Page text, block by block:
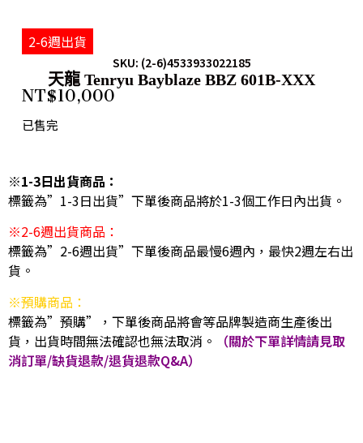
2-6週出貨
SKU: (2-6)4533933022185
天龍 Tenryu Bayblaze BBZ 601B-XXX
NT$10,000
已售完
※1-3日出貨商品：
標籤為”1-3日出貨”下單後商品將於1-3個工作日內出貨。
※2-6週出貨商品：
標籤為”2-6週出貨”下單後商品最慢6週內，最快2週左右出
貨。
※預購商品：
標籤為”預購”，下單後商品將會等品牌製造商生產後出
貨，出貨時間無法確認也無法取消。
（關於下單詳情請見取
消訂單/缺貨退款/退貨退款Q&A）